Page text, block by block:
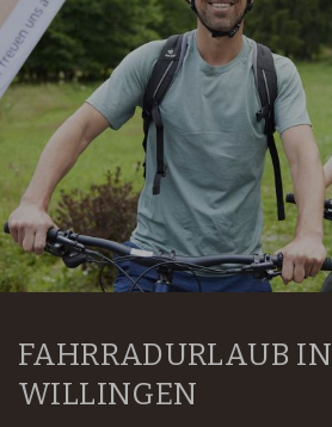
FAHRRADURLAUB IN
WILLINGEN